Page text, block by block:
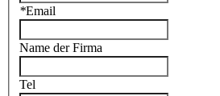
*Email
Name der Firma
Tel